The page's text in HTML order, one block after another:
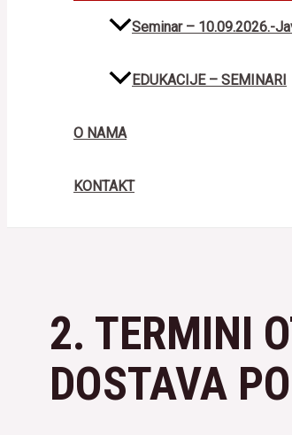
Seminar – 10.09.2026.-
EDUKACIJE – SEMINARI
O NAMA
KONTAKT
2. TERMINI
DOSTAVA